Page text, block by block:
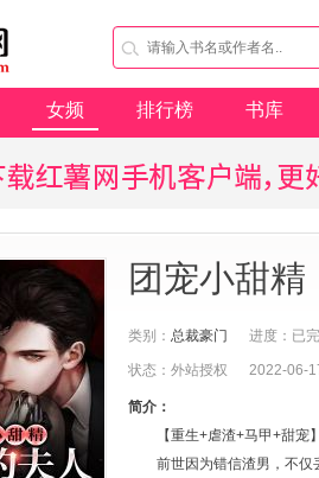
女频 排行榜 书库
类别： 总裁豪门 进度：已
状态：外站授权 2022-06-
简介：
【重生+虐渣+马甲+甜宠】
前世因为错信渣男，不仅